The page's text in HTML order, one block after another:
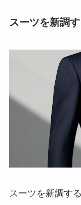
スーツを新調
スーツを新調す